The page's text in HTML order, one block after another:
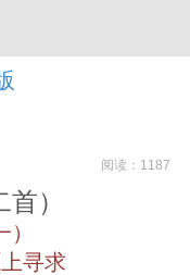
阅读：1187
）
寻求